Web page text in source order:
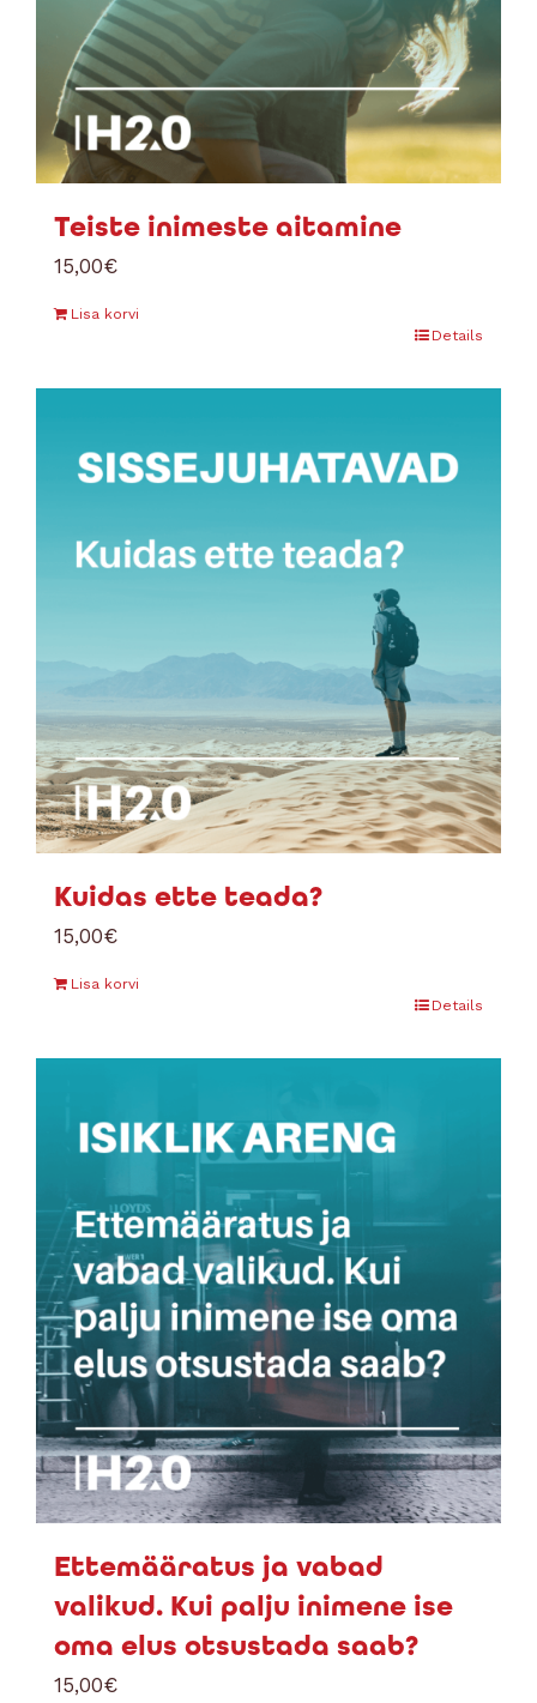
Teiste inimeste aitamine
15,00€
Lisa korvi
Details
Kuidas ette teada?
15,00€
Lisa korvi
Details
Ettemääratus ja vabad
valikud. Kui palju inimene ise
oma elus otsustada saab?
15,00€